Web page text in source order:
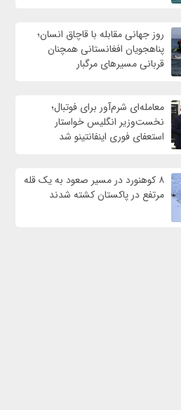
روز جهانی مقابله با قاچاق انسان؛
پناهجویان افغانستانی همچنان
قربانی مسیرهای مرگبار
معامله‌ای شرم‌آور برای فوتبال؛
نخست‌وزیر انگلیس خواستار
استعفای فوری اینفانتینو شد
۸ کوهنورد در مسیر صعود به یک قله
مرتفع در پاکستان کشته شدند